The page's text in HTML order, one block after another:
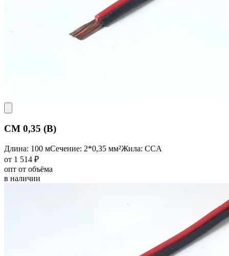
CM 0,35 (B)
Длина: 100 мСечение: 2*0,35 мм²Жила: CCA
от 1 514 ₽
опт от объёма
в наличии